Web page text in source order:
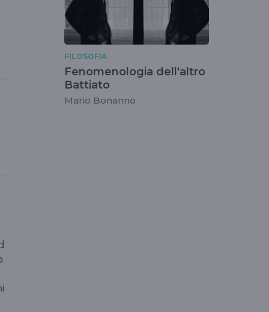
FILOSOFIA
Fenomenologia dell'altro
Battiato
Mario Bonanno